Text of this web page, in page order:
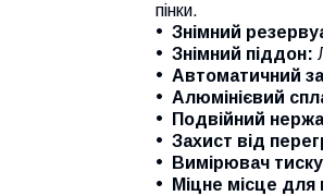
пінки.
Знімний
Знімний піддон:
Автоматичний
Алюмінієвий
Подвійний
Захист від
Вимірювач
Міцне місце для